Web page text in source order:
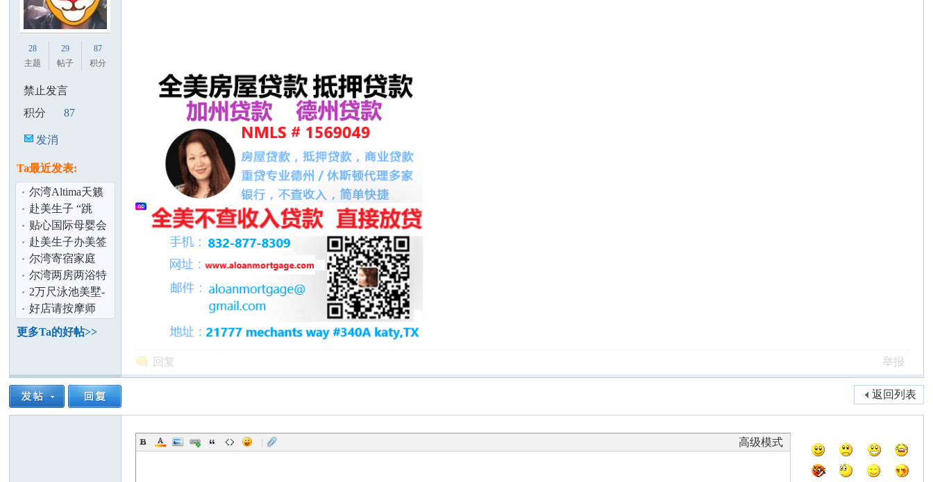
国
论
28
主题
29
帖子
87
积分
禁止发言
积分
87
发消
Ta最近发表:
尔湾Altima天籁
出租
赴美生子 “跳
团”黑在美国,后
果你能承担？
贴心国际母婴会
所-孕妈妈们最好
的选择
赴美生子办美签
花费2万元,准妈
妈还要被骗多
尔湾寄宿家庭
尔湾两房两浴特
价短租7月9开始
2万尺泳池美墅-
阳台大套房觅有
缘宝妈
好店请按摩师
（色免）
更多Ta的好帖>>
回复 举报
返回列表
高级模式
|